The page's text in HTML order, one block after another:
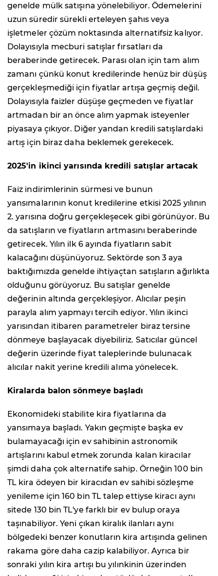
genelde mülk satışına yönelebiliyor. Ödemelerini
uzun süredir sürekli erteleyen şahıs veya
işletmeler çözüm noktasında alternatifsiz kalıyor.
Dolayısıyla mecburi satışlar fırsatları da
beraberinde getirecek. Parası olan için tam alım
zamanı çünkü konut kredilerinde henüz bir düşüş
gerçekleşmediği için fiyatlar artışa geçmiş değil.
Dolayısıyla faizler düşüşe geçmeden ve fiyatlar
artmadan bir an önce alım yapmak isteyenler
piyasaya çıkıyor. Diğer yandan kredili satışlardaki
artış için biraz daha beklemek gerekecek.
2025'in ikinci yarısında kredili satışlar artacak
Faiz indirimlerinin sürmesi ve bunun
yansımalarının konut kredilerine etkisi 2025 yılının
2. yarısına doğru gerçekleşecek gibi görünüyor. Bu
da satışların ve fiyatların artmasını beraberinde
getirecek. Yılın ilk 6 ayında fiyatların sabit
kalacağını düşünüyoruz. Sektörde son 3 aya
baktığımızda genelde ihtiyaçtan satışların ağırlıkta
olduğunu görüyoruz. Bu satışlar genelde
değerinin altında gerçekleşiyor. Alıcılar peşin
parayla alım yapmayı tercih ediyor. Yılın ikinci
yarısından itibaren parametreler biraz tersine
dönmeye başlayacak diyebiliriz. Satıcılar güncel
değerin üzerinde fiyat taleplerinde bulunacak
alıcılar nakit yerine kredili alıma yönelecek.
Kiralarda balon sönmeye başladı
Ekonomideki stabilite kira fiyatlarına da
yansımaya başladı. Yakın geçmişte başka ev
bulamayacağı için ev sahibinin astronomik
artışlarını kabul etmek zorunda kalan kiracılar
şimdi daha çok alternatife sahip. Örneğin 100 bin
TL kira ödeyen bir kiracıdan ev sahibi sözleşme
yenileme için 160 bin TL talep ettiyse kiracı aynı
sitede 130 bin TL'ye farklı bir ev bulup oraya
taşınabiliyor. Yeni çıkan kiralık ilanları aynı
bölgedeki benzer konutların kira artışında gelinen
rakama göre daha cazip kalabiliyor. Ayrıca bir
sonraki yılın kira artışı bu yılınkinin üzerinden